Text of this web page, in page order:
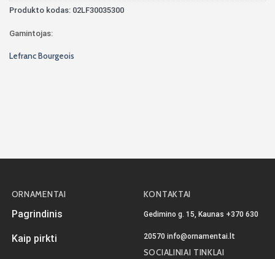
Produkto kodas: 02LF30035300
Gamintojas:
Lefranc Bourgeois
ORNAMENTAI
Pagrindinis
Kaip pirkti
KONTAKTAI
Gedimino g. 15, Kaunas +370 630
20570 info@ornamentai.lt
SOCIALINIAI TINKLAI